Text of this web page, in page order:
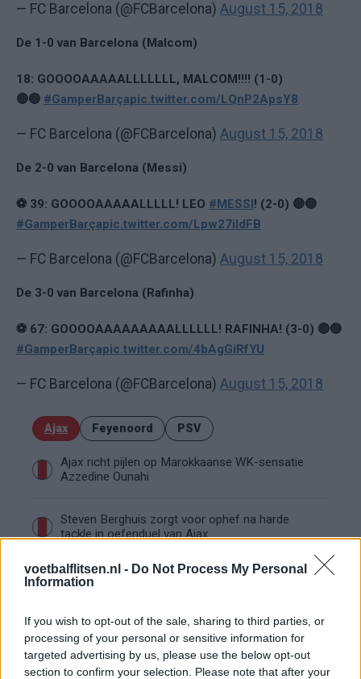
voetbalflitsen.nl - Do Not Process My Personal
Information
If you wish to opt-out of the sale, sharing to third parties, or
processing of your personal or sensitive information for
targeted advertising by us, please use the below opt-out
section to confirm your selection. Please note that after your
— FC Barcelona (@FCBarcelona) August 15, 2018
De 1-0 van Barcelona (Malcom)
18: GOOOOAAAAALLLLLLL, MALCOM!!!! (1-0)
🔴🔵 #GamperBarçapic.twitter.com/LQnP2ApsY8
— FC Barcelona (@FCBarcelona) August 15, 2018
De 2-0 van Barcelona (Messi)
⚽ 39: GOOOOAAAAALLLLL! LEO #MESSI! (2-0) 🔴🔵
#GamperBarçapic.twitter.com/Lpw27iIdFB
— FC Barcelona (@FCBarcelona) August 15, 2018
De 3-0 van Barcelona (Rafinha)
⚽ 67: GOOOOAAAAAAAAALLLLLL! RAFINHA! (3-0) 🔴🔵
#GamperBarçapic.twitter.com/4bAgGiRfYU
— FC Barcelona (@FCBarcelona) August 15, 2018
Ajax Feyenoord PSV
Ajax richt pijlen op Marokkaanse WK-sensatie
Azzedine Ounahi
Steven Berghuis zorgt voor ophef na harde
tackle in oefenduel van Ajax
Dit houdt de transfer van Marc-André ter Stegen
naar Ajax nog tegen
De terugkeer van Daley Blind past in een groter
plan van Ajax